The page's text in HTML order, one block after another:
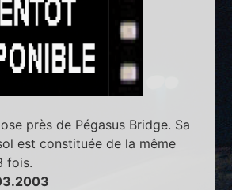
près de Pégasus Bridge. Sa
est constituée de la même
fois.